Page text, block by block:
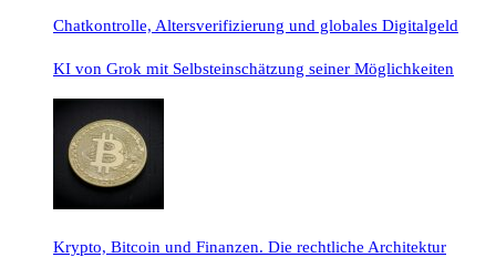
Chatkontrolle, Altersverifizierung und globales Digitalgeld
KI von Grok mit Selbsteinschätzung seiner Möglichkeiten
Krypto, Bitcoin und Finanzen. Die rechtliche Architektur